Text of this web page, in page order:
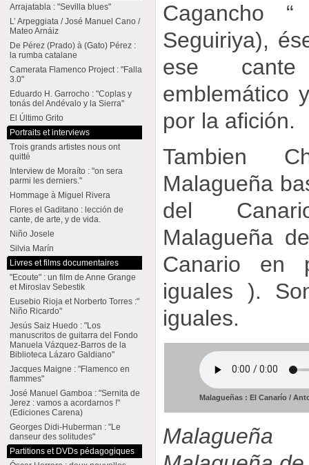
Cagancho
Seguiriya),
ese
emblemático
por la afición.
Tambien
Malagueña
del
Malagueña
Canario en
iguales ).
iguales.
Malagueñas : El Canarío /
Arrajatabla : "Sevilla blues"
L’ Arpeggiata / José Manuel Cano /
Mateo Arnáiz
De Pérez (Prado) à (Gato) Pérez :
la rumba catalane
Camerata Flamenco Project : "Falla
3.0"
Eduardo H. Garrocho : "Coplas y
tonás del Andévalo y la Sierra"
El Último Grito
Portraits et interviews
Trois grands artistes nous ont
quitté
Interview de Moraíto : "on sera
parmi les derniers."
Hommage à Miguel Rivera
Flores el Gaditano : lección de
cante, de arte, y de vida.
Niño Josele
Silvia Marín
Livres et films documentaires
"Ecoute" : un film de Anne Grange
et Miroslav Sebestik
Eusebio Rioja et Norberto Torres :"
Niño Ricardo"
Jesús Saiz Huedo : "Los
manuscritos de guitarra del Fondo
Manuela Vázquez-Barros de la
Biblioteca Lázaro Galdiano"
Jacques Maigne : "Flamenco en
flammes"
José Manuel Gamboa : "Sernita de
Jerez : vamos a acordarnos !"
(Ediciones Carena)
Georges Didi-Huberman : "Le
danseur des solitudes"
Partitions et DVDs pédagogiques